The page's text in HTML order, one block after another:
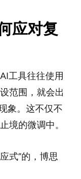
应对复
工具往往使用
范围，就会出
象。这不仅不
境的微调中。
式”的，博思